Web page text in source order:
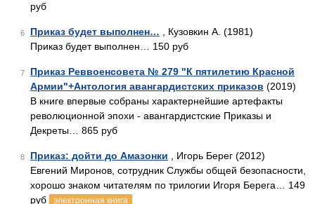
руб
6 Приказ будет выполнен… , Кузовкин А. (1981)
Приказ будет выполнен… 150 руб
7
Приказ Реввоенсовета № 279 "К пятилетию Красной
Армии"+Антология авангардистских приказов (2019)
В книге впервые собраны характернейшие артефакты
революционной эпохи - авангардистские Приказы и
Декреты… 865 руб
8 Приказ: дойти до Амазонки , Игорь Берег (2012)
Евгений Миронов, сотрудник Службы общей безопасности,
хорошо знаком читателям по трилогии Игоря Берега… 149
руб
электронная книга